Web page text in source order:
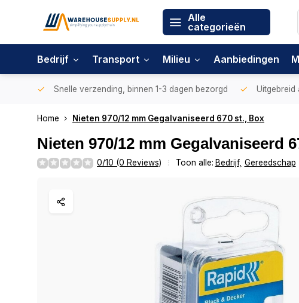
Alle
categorieën
Bedrijf Transport Milieu Aanbiedingen
Snelle verzending, binnen 1-3 dagen bezorgd Uitgebreid
Home Nieten 970/12 mm Gegalvaniseerd 670 st., Box
Nieten 970/12 mm Gegalvaniseerd
0/10 (0 Reviews) Toon alle: Bedrijf, Gereedschap